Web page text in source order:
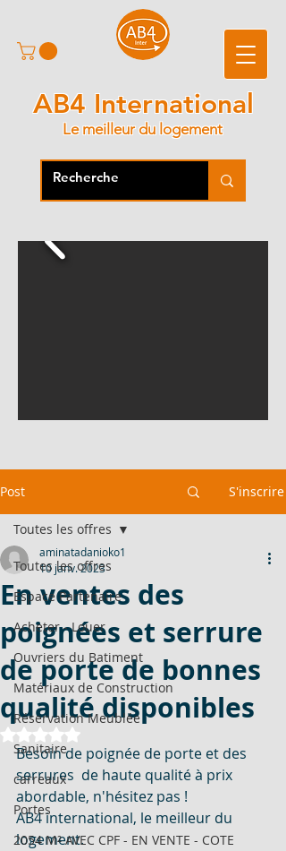
AB4 International
Le meilleur du logement
Post S'inscrire
Toutes les offres
Espace Partenaire
Acheter - Louer
Ouvriers du Batiment
Matériaux de Construction
Réservation Meublée
Sanitaire
carreaux
Portes
2054 M² AVEC CPF - EN VENTE - COTE
Toutes les offres
En ventes des
poignées et serrure
de porte de bonnes
qualité disponibles
aminatadanioko1
10 janv. 2023
Noté NaN étoiles sur 5.
Besoin de poignée de porte et des
serrures  de haute qualité à prix
abordable, n'hésitez pas !
AB4 international, le meilleur du
logement.